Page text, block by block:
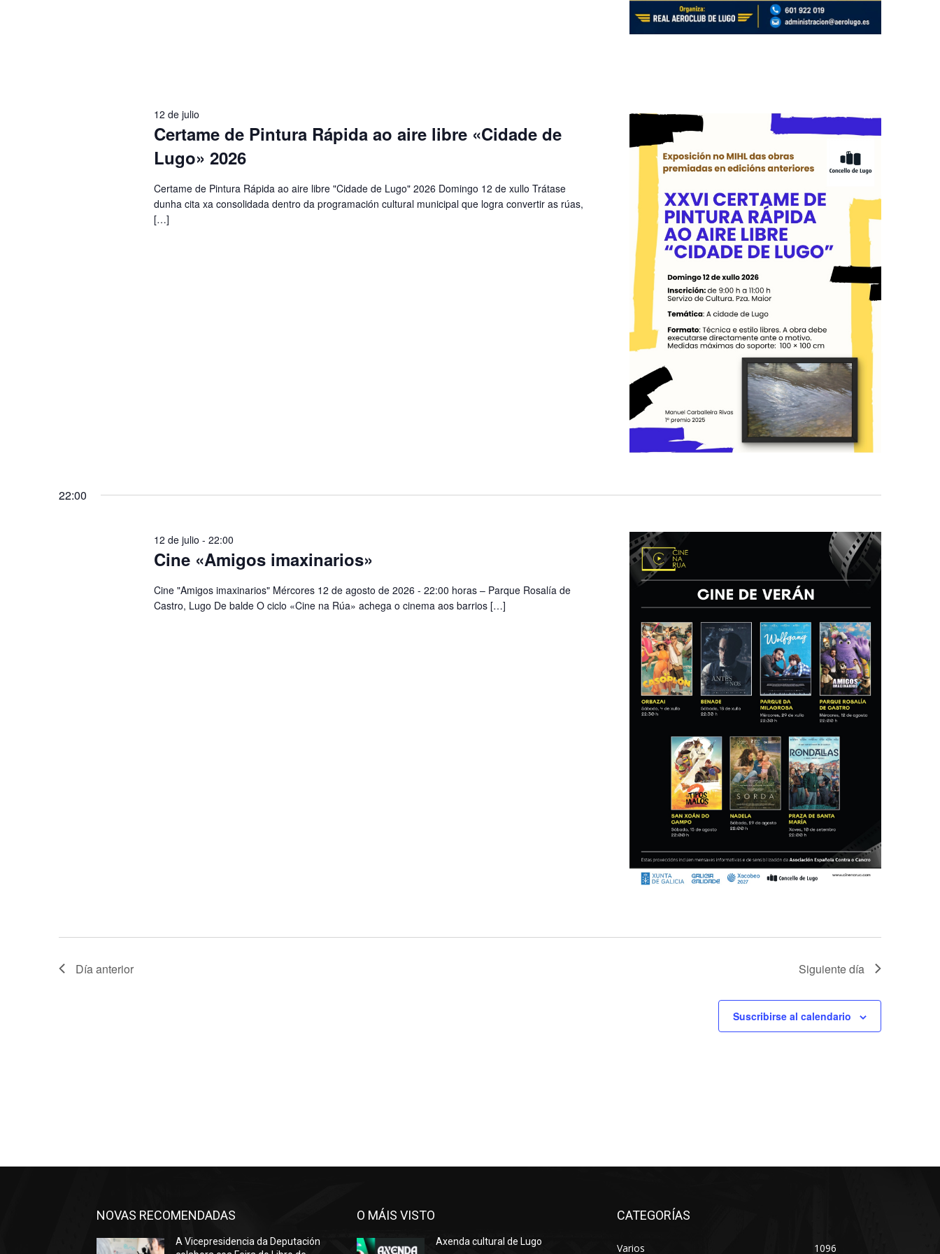
Certame de Pintura Rápida ao aire libre «Cidade de
Lugo» 2026
12 de julio
Certame de Pintura Rápida ao aire libre "Cidade de Lugo" 2026 Domingo 12 de xullo Trátase
dunha cita xa consolidada dentro da programación cultural municipal que logra convertir as rúas,
[…]
22:00
Cine «Amigos imaxinarios»
12 de julio - 22:00
Cine "Amigos imaxinarios" Mércores 12 de agosto de 2026 - 22:00 horas – Parque Rosalía de
Castro, Lugo De balde O ciclo «Cine na Rúa» achega o cinema aos barrios […]
Día anterior Siguiente día
Suscribirse al calendario
NOVAS RECOMENDADAS
A Vicepresidencia da Deputación
O MÁIS VISTO
Axenda cultural de Lugo
CATEGORÍAS
Varios 1096